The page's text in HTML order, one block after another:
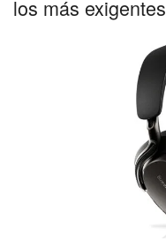
los más exigentes